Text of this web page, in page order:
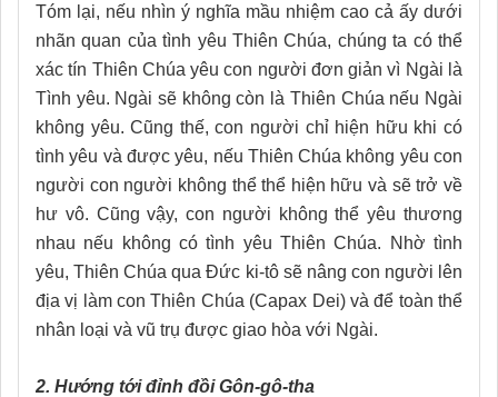
Tóm lại, nếu nhìn ý nghĩa mầu nhiệm cao cả ấy dưới
nhãn quan của tình yêu Thiên Chúa, chúng ta có thể
xác tín Thiên Chúa yêu con người đơn giản vì Ngài là
Tình yêu. Ngài sẽ không còn là Thiên Chúa nếu Ngài
không yêu. Cũng thế, con người chỉ hiện hữu khi có
tình yêu và được yêu, nếu Thiên Chúa không yêu con
người con người không thể thể hiện hữu và sẽ trở về
hư vô. Cũng vậy, con người không thể yêu thương
nhau nếu không có tình yêu Thiên Chúa. Nhờ tình
yêu, Thiên Chúa qua Đức ki-tô sẽ nâng con người lên
địa vị làm con Thiên Chúa (Capax Dei) và để toàn thể
nhân loại và vũ trụ được giao hòa với Ngài.
2. Hướng tới đỉnh đồi Gôn-gô-tha